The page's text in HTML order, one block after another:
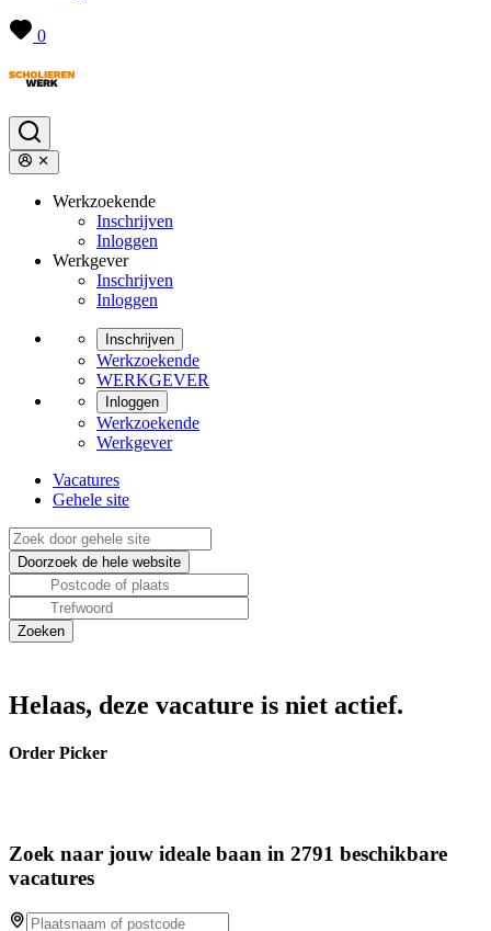
0
Werkzoekende
Inschrijven
Inloggen
Werkgever
Inschrijven
Inloggen
Inschrijven
Werkzoekende
WERKGEVER
Inloggen
Werkzoekende
Werkgever
Vacatures
Gehele site
Helaas, deze vacature is niet actief.
Order Picker
Zoek naar jouw ideale baan in 2791 beschikbare
vacatures